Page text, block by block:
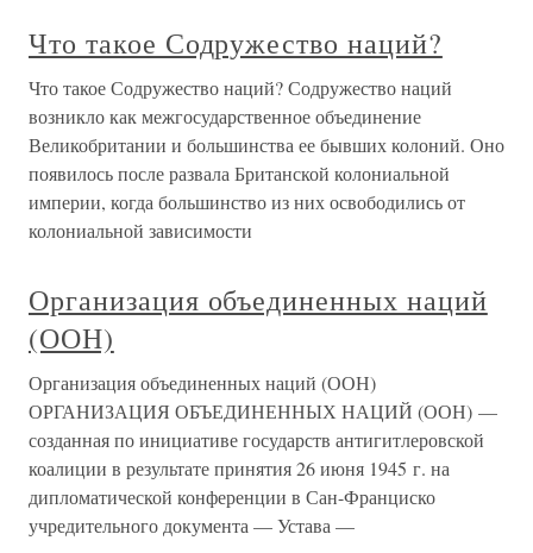
Что такое Содружество наций?
Что такое Содружество наций? Содружество наций
возникло как межгосударственное объединение
Великобритании и большинства ее бывших колоний. Оно
появилось после развала Британской колониальной
империи, когда большинство из них освободились от
колониальной зависимости
Организация объединенных наций
(ООН)
Организация объединенных наций (ООН)
ОРГАНИЗАЦИЯ ОБЪЕДИНЕННЫХ НАЦИЙ (ООН) —
созданная по инициативе государств антигитлеровской
коалиции в результате принятия 26 июня 1945 г. на
дипломатической конференции в Сан-Франциско
учредительного документа — Устава —